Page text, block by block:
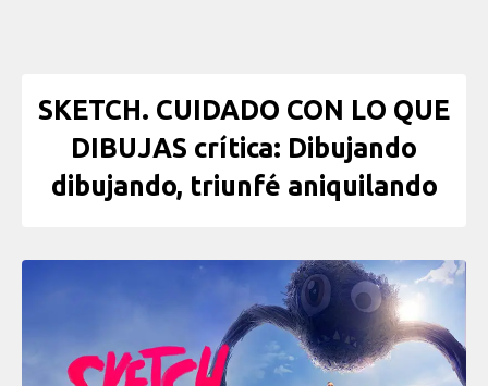
SKETCH. CUIDADO CON LO QUE
DIBUJAS crítica: Dibujando
dibujando, triunfé aniquilando